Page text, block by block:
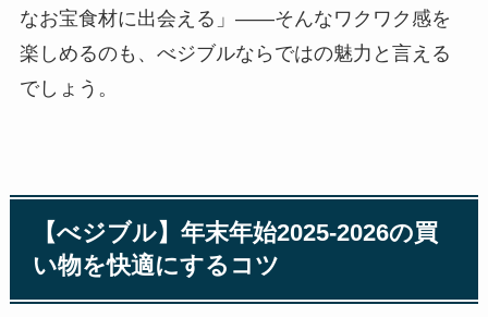
なお宝食材に出会える」——そんなワクワク感を
楽しめるのも、べジブルならではの魅力と言える
でしょう。
【べジブル】年末年始2025-2026の買
い物を快適にするコツ